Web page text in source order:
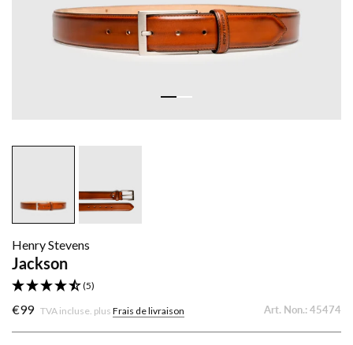
Henry Stevens
Jackson
(5)
€99 TVA incluse. plus Frais de livraison Art. Non.:45474